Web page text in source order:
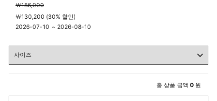
￦186,000
￦130,200 (30% 할인)
2026-07-10 ~ 2026-08-10
총 상품 금액 0 원